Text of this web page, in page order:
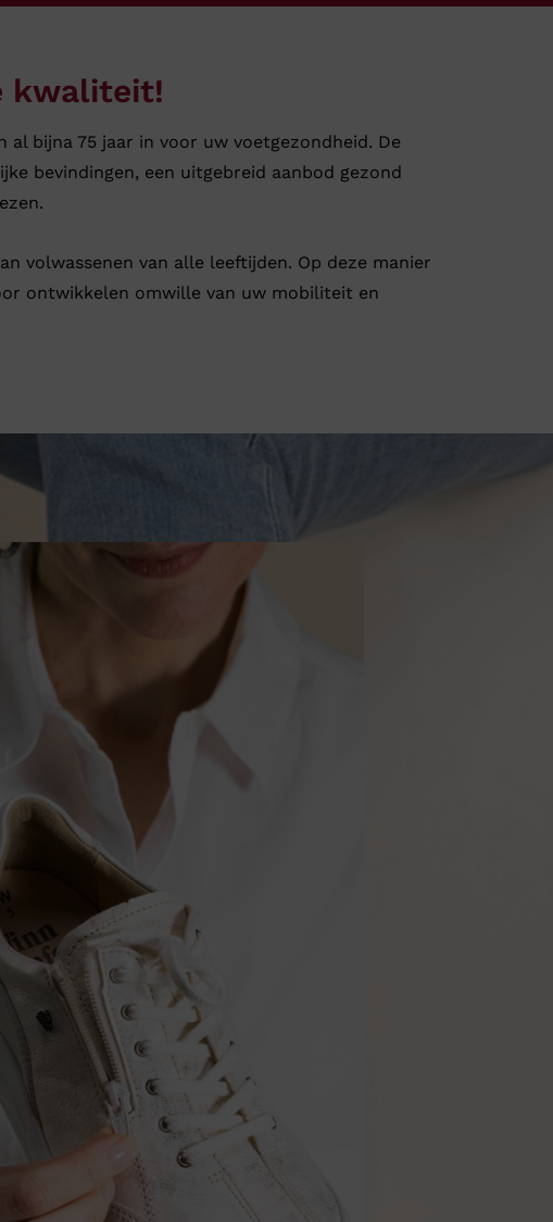
kwaliteit!
al bijna 75 jaar in voor uw voetgezondheid. De
bevindingen, een uitgebreid aanbod gezond
volwassenen van alle leeftijden. Op deze manier
ontwikkelen omwille van uw mobiliteit en